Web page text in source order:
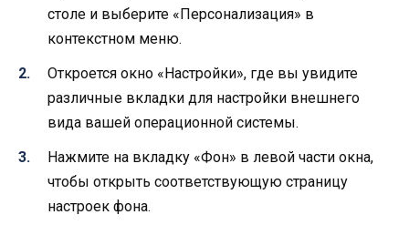
столе и выберите «Персонализация» в
контекстном меню.
Откроется окно «Настройки», где вы увидите
различные вкладки для настройки внешнего
вида вашей операционной системы.
Нажмите на вкладку «Фон» в левой части окна,
чтобы открыть соответствующую страницу
настроек фона.